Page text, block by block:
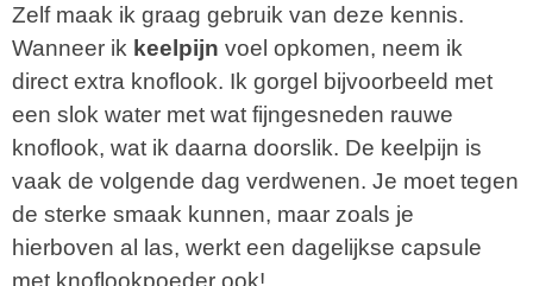
Zelf maak ik graag gebruik van deze kennis.
Wanneer ik keelpijn voel opkomen, neem ik
direct extra knoflook. Ik gorgel bijvoorbeeld met
een slok water met wat fijngesneden rauwe
knoflook, wat ik daarna doorslik. De keelpijn is
vaak de volgende dag verdwenen. Je moet tegen
de sterke smaak kunnen, maar zoals je
hierboven al las, werkt een dagelijkse capsule
met knoflookpoeder ook!